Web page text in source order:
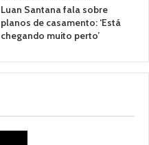
Luan Santana fala sobre
planos de casamento: ‘Está
chegando muito perto’